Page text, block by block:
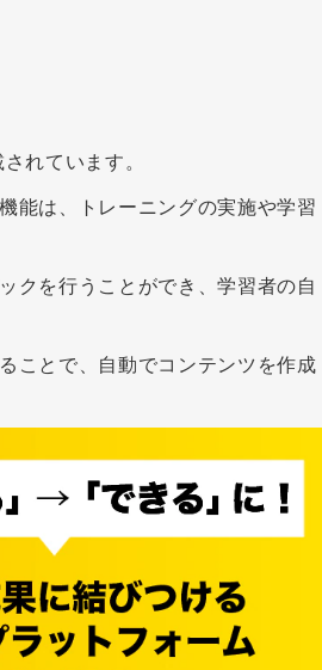
れています。
能は、トレーニングの実施や学習
クを行うことができ、学習者の自
ことで、自動でコンテンツを作成